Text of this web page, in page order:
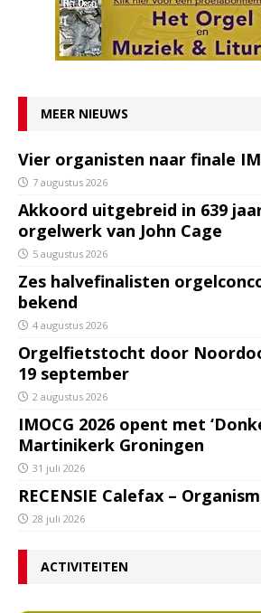
MEER NIEUWS
Vier organisten naar finale
7 augustus 2026
Akkoord uitgebreid in 639
orgelwerk van John Cage
5 augustus 2026
Zes halvefinalisten
bekend
4 augustus 2026
Orgelfietstocht door
19 september
2 augustus 2026
IMOCG 2026 opent met
Martinikerk Groningen
31 juli 2026
RECENSIE Calefax –
28 juli 2026
ACTIVITEITEN